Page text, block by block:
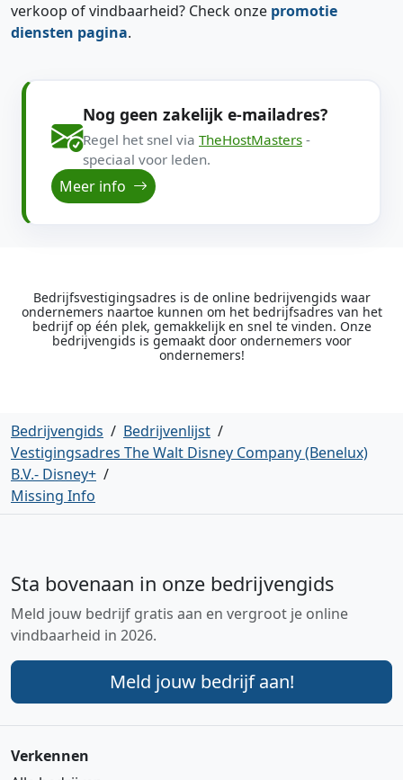
verkoop of vindbaarheid? Check onze promotie
diensten pagina.
Nog geen zakelijk e-mailadres?
Regel het snel via TheHostMasters -
speciaal voor leden.
Meer info
Bedrijfsvestigingsadres is de online bedrijvengids waar
ondernemers naartoe kunnen om het bedrijfsadres van het
bedrijf op één plek, gemakkelijk en snel te vinden. Onze
bedrijvengids is gemaakt door ondernemers voor
ondernemers!
Bedrijvengids / Bedrijvenlijst /
Vestigingsadres The Walt Disney Company (Benelux)
B.V.- Disney+ /
Missing Info
Sta bovenaan in onze bedrijvengids
Meld jouw bedrijf gratis aan en vergroot je online
vindbaarheid in 2026.
Meld jouw bedrijf aan!
Verkennen